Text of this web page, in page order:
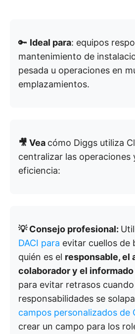
🔑 Ideal para: equipos
mantenimiento de
pesada u operaciones en
emplazamientos.
🎥 Vea cómo Diggs utiliza
centralizar las operaciones
eficiencia:
💡 Consejo profesional:
DACI para evitar cuellos de
quién es el responsable, el
colaborador y el informado
para evitar retrasos
responsabilidades se
campos personalizados de
crear un campo para los